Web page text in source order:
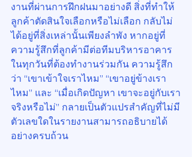
งานที่ผ่านการฝึกฝนมาอย่างดี สิ่งที่ทำให้
ลูกค้าตัดสินใจเลือกหรือไม่เลือก กลับไม่
ได้อยู่ที่สิ่งเหล่านั้นเพียงลำพัง หากอยู่ที่
ความรู้สึกที่ลูกค้ามีต่อทีมบริหารอาคาร
ในทุกวันที่ต้องทำงานร่วมกัน ความรู้สึก
ว่า “เขาเข้าใจเราไหม” “เขาอยู่ข้างเรา
ไหม” และ “เมื่อเกิดปัญหา เขาจะอยู่กับเรา
จริงหรือไม่” กลายเป็นตัวแปรสำคัญที่ไม่มี
ตัวเลขใดในรายงานสามารถอธิบายได้
อย่างครบถ้วน